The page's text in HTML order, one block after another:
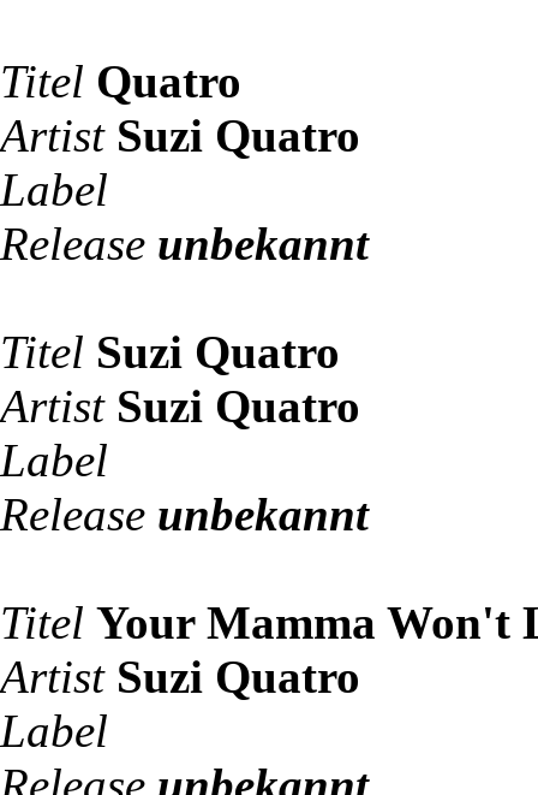
Titel Quatro
Artist Suzi Quatro
Label
Release unbekannt
Titel Suzi Quatro
Artist Suzi Quatro
Label
Release unbekannt
Titel Your Mamma Won't
Artist Suzi Quatro
Label
Release unbekannt